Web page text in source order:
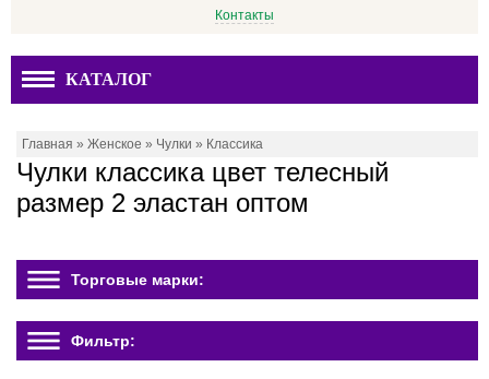
Контакты
КАТАЛОГ
Главная » Женское » Чулки » Классика
Чулки классика цвет телесный
размер 2 эластан оптом
Торговые марки:
Фильтр: